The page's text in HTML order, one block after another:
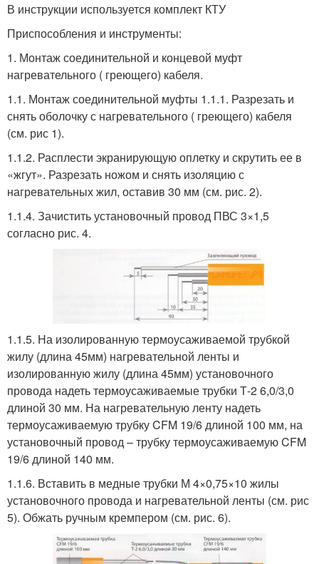
В инструкции используется комплект КТУ
Приспособления и инструменты:
1. Монтаж соединительной и концевой муфт
нагревательного ( греющего) кабеля.
1.1. Монтаж соединительной муфты 1.1.1. Разрезать и
снять оболочку с нагревательного ( греющего) кабеля
(см. рис 1).
1.1.2. Расплести экранирующую оплетку и скрутить ее в
«жгут». Разрезать ножом и снять изоляцию с
нагревательных жил, оставив 30 мм (см. рис. 2).
1.1.4. Зачистить установочный провод ПВС 3×1,5
согласно рис. 4.
1.1.5. На изолированную термоусаживаемой трубкой
жилу (длина 45мм) нагревательной ленты и
изолированную жилу (длина 45мм) установочного
провода надеть термоусаживаемые трубки Т-2 6,0/3,0
длиной 30 мм. На нагревательную ленту надеть
термоусаживаемую трубку CFM 19/6 длиной 100 мм, на
установочный провод – трубку термоусаживаемую CFM
19/6 длиной 140 мм.
1.1.6. Вставить в медные трубки М 4×0,75×10 жилы
установочного провода и нагревательной ленты (см. рис
5). Обжать ручным кремпером (см. рис. 6).